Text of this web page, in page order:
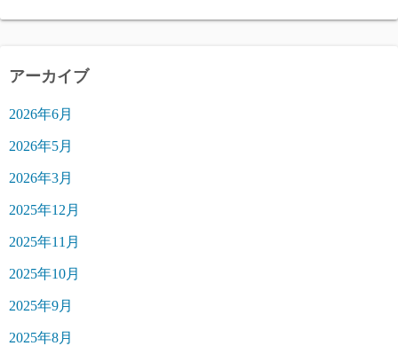
アーカイブ
2026年6月
2026年5月
2026年3月
2025年12月
2025年11月
2025年10月
2025年9月
2025年8月